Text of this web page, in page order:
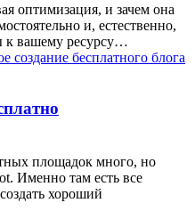
оптимизация, и зачем она
и, естественно,
к вашему ресурсу…
площадок много, но
Именно там есть все
хороший